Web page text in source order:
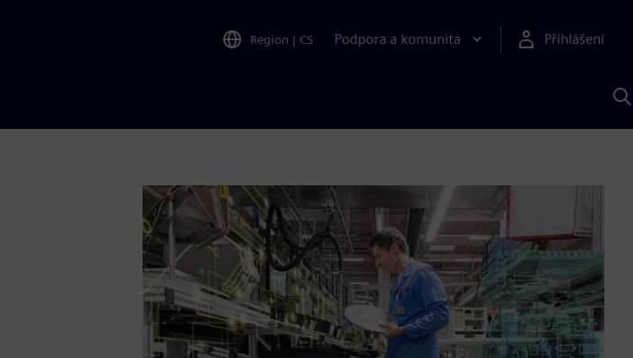
Region | CS Podpora a komunita Přihlášení